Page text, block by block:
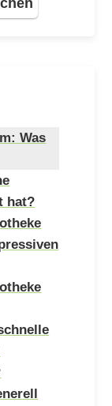
Was
hat?